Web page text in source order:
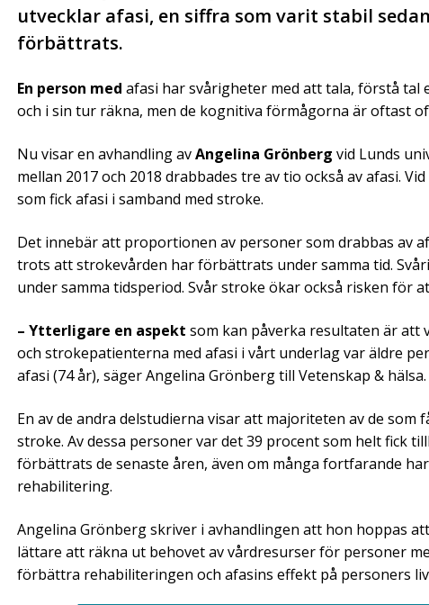
utvecklar afasi, en siffra som varit stabil
förbättrats.
En person med afasi har svårigheter med att tala, förstå tal
och i sin tur räkna, men de kognitiva förmågorna är oftast
Nu visar en avhandling avAngelina Grönberg vid Lunds
mellan 2017 och 2018 drabbades tre av tio också av afasi.
som fick afasi i samband med stroke.
Det innebär att proportionen av personer som drabbas av
trots att strokevården har förbättrats under samma tid.
under samma tidsperiod. Svår stroke ökar också risken för
– Ytterligare en aspekt som kan påverka resultaten är att
och strokepatienterna med afasi i vårt underlag var äldre
afasi (74 år), säger Angelina Grönberg till Vetenskap & hälsa.
En av de andra delstudierna visar att majoriteten av de
stroke. Av dessa personer var det 39 procent som helt fick
förbättrats de senaste åren, även om många fortfarande
rehabilitering.
Angelina Grönberg skriver i avhandlingen att hon hoppas
lättare att räkna ut behovet av vårdresurser för personer
förbättra rehabiliteringen och afasins effekt på personers